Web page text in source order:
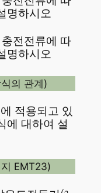
명하시오
전전류에 따
명하시오
의 관계)
적용되고 있
에 대하여 설
EMT23)